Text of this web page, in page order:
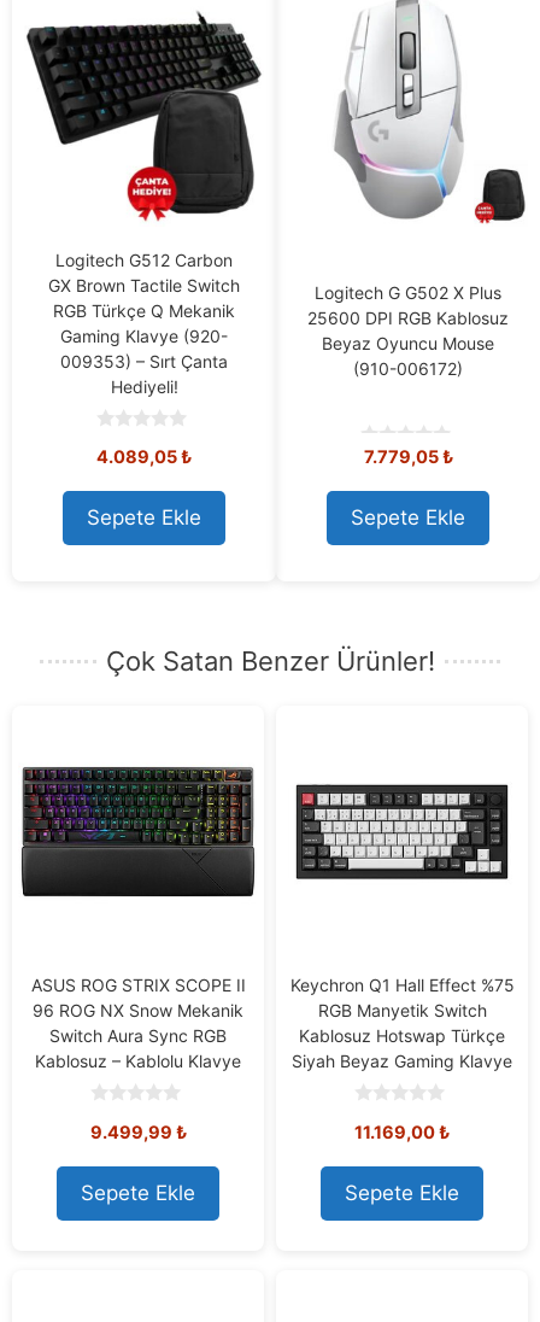
Logitech G512 Carbon
GX Brown Tactile Switch
RGB Türkçe Q Mekanik
Gaming Klavye (920-
009353) – Sırt Çanta
Hediyeli!
o
t
o
f
5
Orijinal
4.598,73 ₺.
4.089,05₺Mevcut
Sepete Ekle
Logitech G G502 X Plus
25600 DPI RGB Kablosuz
Beyaz Oyuncu Mouse
(910-006172)
0
u
t
o
f
Orijinal
8.288,73 ₺.
7.779,05₺Mevcut
7.779,05
Sepete Ekle
Çok Satan Benzer Ürünler!
ASUS ROG STRIX SCOPE II
96 ROG NX Snow Mekanik
Switch Aura Sync RGB
Kablosuz – Kablolu Klavye
o
t
o
f
5
9.499,99 ₺
Sepete Ekle
Keychron Q1 Hall Effect %75
RGB Manyetik Switch
Kablosuz Hotswap Türkçe
Siyah Beyaz Gaming Klavye
o
t
o
f
5
11.169,00₺
Sepete Ekle